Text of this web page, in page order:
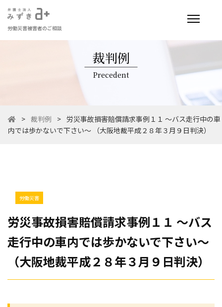
労働災害被害者のご相談
裁判例
Precedent
> 裁判例 > 労災事故損害賠償請求事例１１ ～バス走行中の車
内では歩かないで下さい～ （大阪地裁平成２８年３月９日判決）
労働災害
労災事故損害賠償請求事例１１ ～バス
走行中の車内では歩かないで下さい～
（大阪地裁平成２８年３月９日判決）